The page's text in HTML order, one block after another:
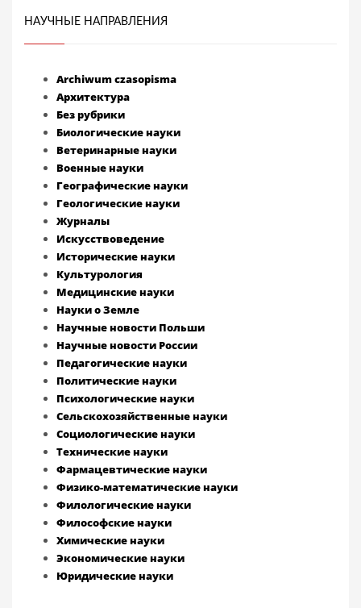
НАУЧНЫЕ НАПРАВЛЕНИЯ
Archiwum czasopisma
Архитектура
Без рубрики
Биологические науки
Ветеринарные науки
Военные науки
Географические науки
Геологические науки
Журналы
Искусствоведение
Исторические науки
Культурология
Медицинские науки
Науки о Земле
Научные новости Польши
Научные новости России
Педагогические науки
Политические науки
Психологические науки
Сельскохозяйственные науки
Социологические науки
Технические науки
Фармацевтические науки
Физико-математические науки
Филологические науки
Философские науки
Химические науки
Экономические науки
Юридические науки